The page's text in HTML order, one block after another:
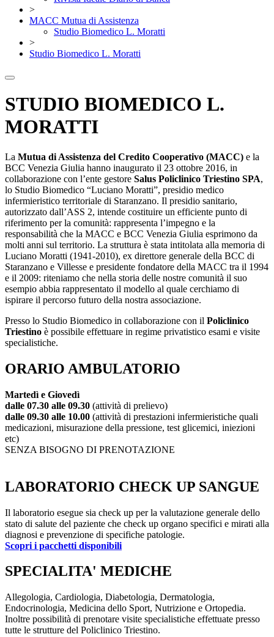
>
MACC Mutua di Assistenza
Studio Biomedico L. Moratti
>
Studio Biomedico L. Moratti
STUDIO BIOMEDICO L.
MORATTI
La Mutua di Assistenza del Credito Cooperativo (MACC) e la
BCC Venezia Giulia hanno inaugurato il 23 ottobre 2016, in
collaborazione con l’ente gestore Salus Policlinico Triestino SPA,
lo Studio Biomedico “Luciano Moratti”, presidio medico
infermieristico territoriale di Staranzano. Il presidio sanitario,
autorizzato dall’ASS 2, intende costituire un efficiente punto di
riferimento per la comunità: rappresenta l’impegno e la
responsabilità che la MACC e BCC Venezia Giulia esprimono da
molti anni sul territorio. La struttura è stata intitolata alla memoria di
Luciano Moratti (1941-2010), ex direttore generale della BCC di
Staranzano e Villesse e presidente fondatore della MACC tra il 1994
e il 2009: riteniamo che nella storia delle nostre comunità il suo
esempio abbia rappresentato il modello al quale cerchiamo di
ispirare il percorso futuro della nostra associazione.
Presso lo Studio Biomedico in collaborazione con il Policlinico
Triestino è possibile effettuare in regime privatistico esami e visite
specialistiche.
ORARIO AMBULATORIO
Martedì e Giovedì
dalle 07.30 alle 09.30 (attività di prelievo)
dalle 09.30 alle 10.00 (attività di prestazioni infermieristiche quali
medicazioni, misurazione della pressione, test glicemici, iniezioni
etc)
SENZA BISOGNO DI PRENOTAZIONE
LABORATORIO CHECK UP SANGUE
Il laboratorio esegue sia check up per la valutazione generale dello
stato di salute del paziente che check up organo specifici e mirati alla
diagnosi e prevenzione di specifiche patologie.
Scopri i pacchetti disponibili
SPECIALITA' MEDICHE
Allegologia, Cardiologia, Diabetologia, Dermatologia,
Endocrinologia, Medicina dello Sport, Nutrizione e Ortopedia.
Inoltre possibilità di prenotare visite specialistiche effettuate presso
tutte le strutture del Policlinico Triestino.